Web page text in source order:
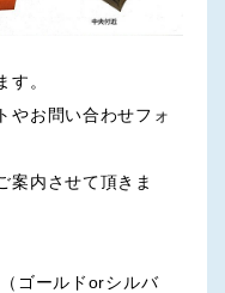
す。
やお問い合わせフォ
案内させて頂きま
ゴールドorシルバ